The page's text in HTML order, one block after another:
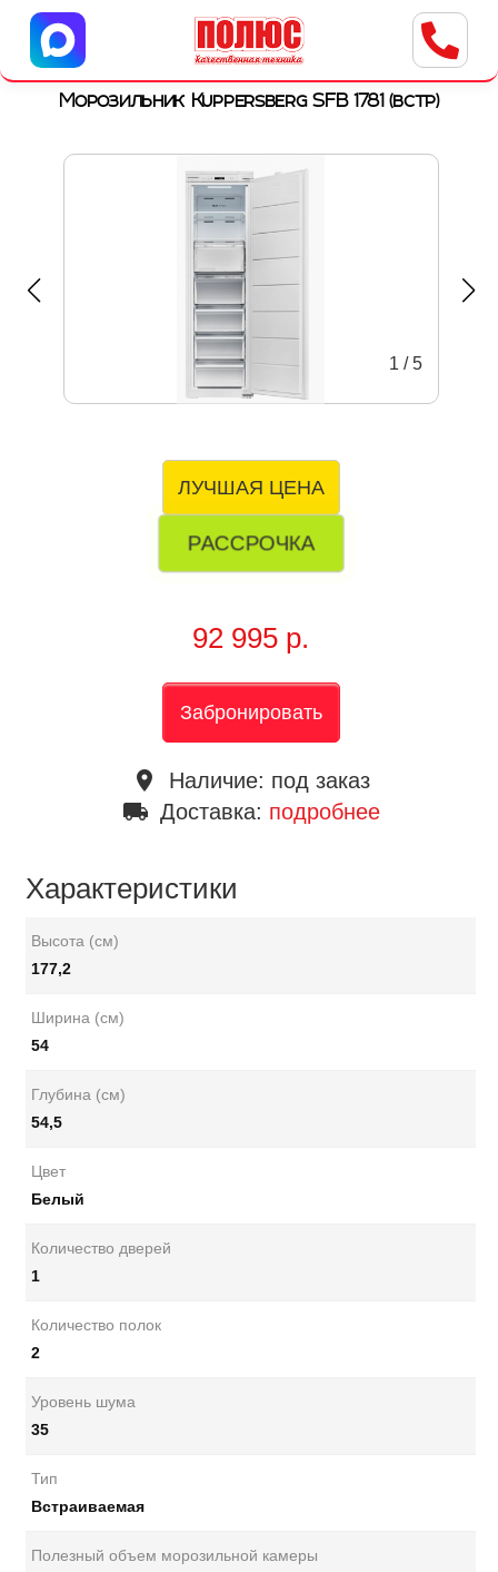
Центр бытовой техники
г. Ульяновск, ул. Пушкарева, 8a
Морозильник Kuppersberg SFB 1781 (встр)
1 /5
ЛУЧШАЯ ЦЕНА
РАССРОЧКА
92 995 р.
Забронировать
place Наличие: под заказ
local_shipping Доставка: подробнее
Характеристики
Высота (см)
177,2
Ширина (см)
54
Глубина (см)
54,5
Цвет
Белый
Количество дверей
1
Количество полок
2
Уровень шума
35
Тип
Встраиваемая
Полезный объем морозильной камеры